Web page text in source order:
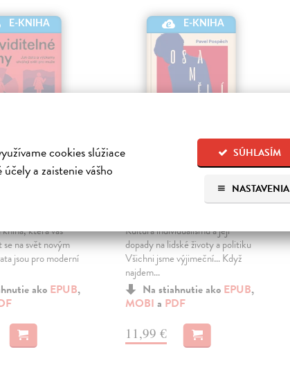
cookies slúžiace
a zaistenie vášho
SÚHLASÍM
NASTAVENIA
E-KNIHA
která vás
na svět novým
jsou pro moderní
ako EPUB,
E-KNIHA
Osamělí hrdinové
| Elektronická
Kultura individualismu a její
dopady na lidské životy a politiku
Všichni jsme výjimeční… Když
najdem...
Na stiahnutie ako EPUB,
MOBI a PDF
11,99 €